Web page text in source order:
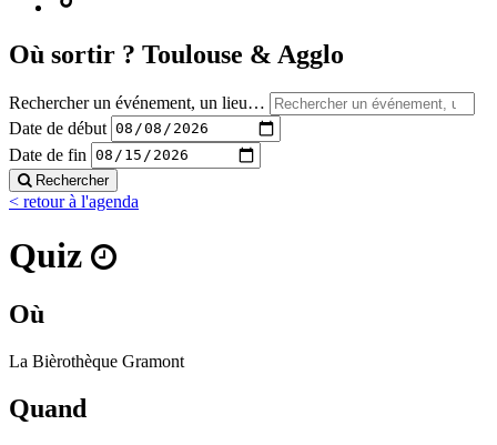
Où sortir ? Toulouse & Agglo
Rechercher un événement, un lieu…
Date de début
Date de fin
Rechercher
< retour à l'agenda
Quiz
Où
La Bièrothèque Gramont
Quand